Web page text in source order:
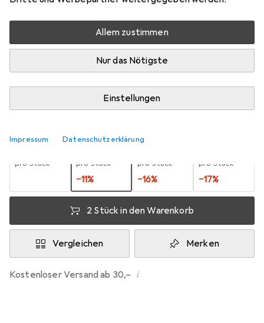
Allem zustimmen
Nur das Nötigste
Einstellungen
Impressum Datenschutzerklärung
Zwischen Mi, 19.8. und Do, 3.9. geliefert
Mehr als 10 Stück an Lager beim Lieferanten
Benachrichtigen, wenn schneller verfügbar
1 Stück
pro Stück
pro Stück
−11%
3 Stück
pro Stück
−16%
pro Stück
−17%
2 Stück in den Warenkorb
Vergleichen Merken
Kostenloser Versand ab 30,– i